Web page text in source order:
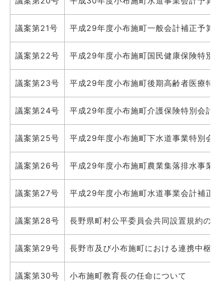
議案第21号 平成29年度小布施町一般会計補正予算
議案第22号 平成29年度小布施町国民健康保険特別
議案第23号 平成29年度小布施町後期高齢者医療特
議案第24号 平成29年度小布施町介護保険特別会計
議案第25号 平成29年度小布施町下水道事業特別会
議案第26号 平成29年度小布施町農業集落排水事業
議案第27号 平成29年度小布施町水道事業会計補正
議案第28号 長野県町村公平委員会共同設置規約の
議案第29号 長野市及び小布施町における連携中枢
議案第30号 小布施町教育長の任命について